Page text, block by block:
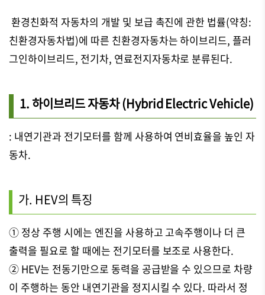
환경친화적 자동차의 개발 및 보급 촉진에 관한 법률(약칭:
친환경자동차법)에 따른 친환경자동차는 하이브리드, 플러
그인하이브리드, 전기차, 연료전지자동차로 분류된다.
1. 하이브리드 자동차 (Hybrid Electric Vehicle)
: 내연기관과 전기모터를 함께 사용하여 연비효율을 높인 자
동차.
가. HEV의 특징
① 정상 주행 시에는 엔진을 사용하고 고속주행이나 더 큰
출력을 필요로 할 때에는 전기모터를 보조로 사용한다.
② HEV는 전동기만으로 동력을 공급받을 수 있으므로 차량
이 주행하는 동안 내연기관을 정지시킬 수 있다. 따라서 정